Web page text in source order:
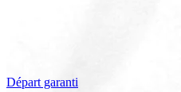
Départ garanti